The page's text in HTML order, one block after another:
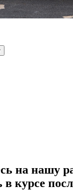
на нашу
курсе